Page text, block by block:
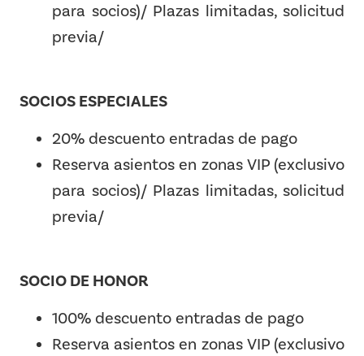
para socios)/ Plazas limitadas, solicitud
previa/
SOCIOS ESPECIALES
20% descuento entradas de pago
Reserva asientos en zonas VIP (exclusivo
para socios)/ Plazas limitadas, solicitud
previa/
SOCIO DE HONOR
100% descuento entradas de pago
Reserva asientos en zonas VIP (exclusivo